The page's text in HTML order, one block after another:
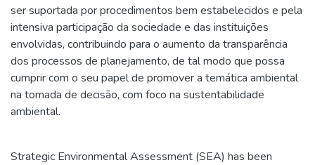
ser suportada por procedimentos bem estabelecidos e pela
intensiva participação da sociedade e das instituições
envolvidas, contribuindo para o aumento da transparência
dos processos de planejamento, de tal modo que possa
cumprir com o seu papel de promover a temática ambiental
na tomada de decisão, com foco na sustentabilidade
ambiental.
Strategic Environmental Assessment (SEA) has been